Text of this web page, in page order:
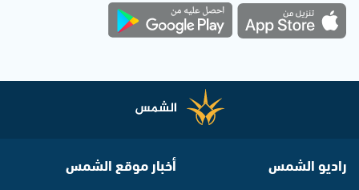
راديو الشمس أخبار موقع الشمس